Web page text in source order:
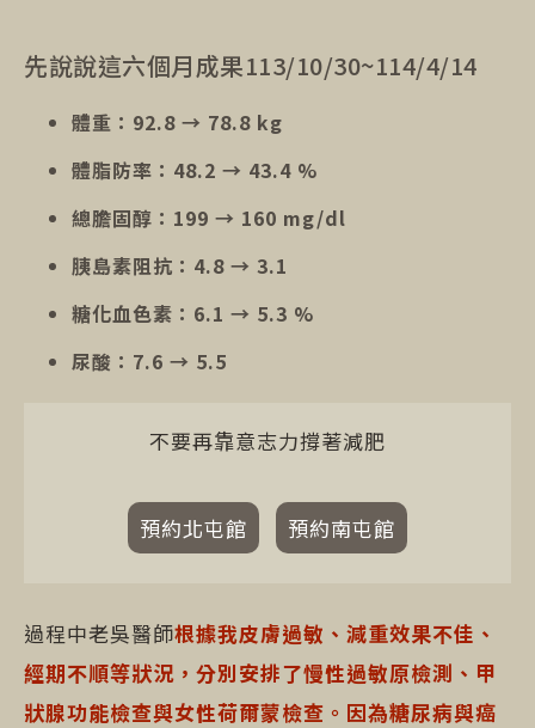
先說說這六個月成果113/10/30~114/4/14
體重：92.8 → 78.8 kg
體脂防率：48.2 → 43.4 %
總膽固醇：199 → 160 mg/dl
胰島素阻抗：4.8 → 3.1
糖化血色素：6.1 → 5.3 %
尿酸：7.6 → 5.5
不要再靠意志力撐著減肥
預約北屯館 預約南屯館
過程中老吳醫師根據我皮膚過敏、減重效果不佳、
經期不順等狀況，分別安排了慢性過敏原檢測、甲
狀腺功能檢查與女性荷爾蒙檢查。因為糖尿病與癌